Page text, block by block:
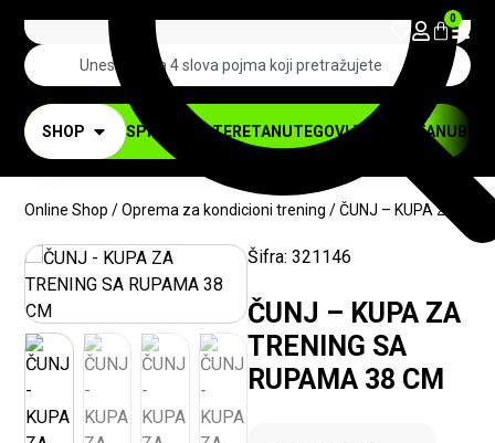
0
SHOP SPRAVE ZA TERETANUTEGOVI ZA TERETANU
Online Shop /Oprema za kondicioni trening / ČUNJ – KUPA ZA
Šifra: 321146
ČUNJ – KUPA ZA
TRENING SA
RUPAMA 38 CM